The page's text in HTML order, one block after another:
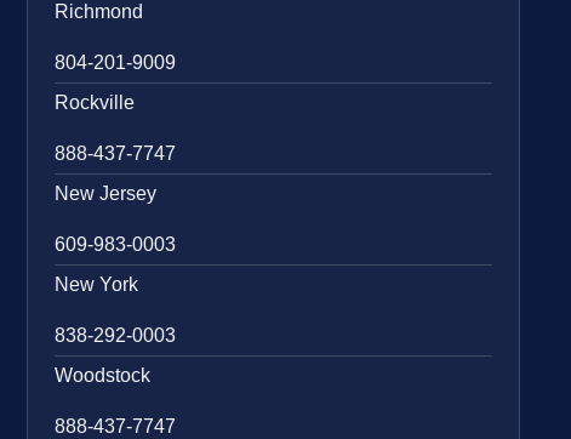
Richmond
804-201-9009
Rockville
888-437-7747
New Jersey
609-983-0003
New York
838-292-0003
Woodstock
888-437-7747